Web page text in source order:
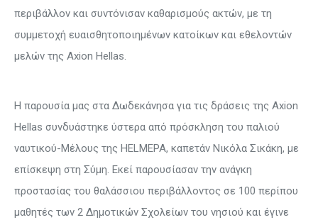
περιβάλλον και συντόνισαν καθαρισμούς ακτών, με τη
συμμετοχή ευαισθητοποιημένων κατοίκων και εθελοντών
μελών της Axion Hellas.
Η παρουσία μας στα Δωδεκάνησα για τις δράσεις της Axion
Hellas συνδυάστηκε ύστερα από πρόσκληση του παλιού
ναυτικού-Μέλους της HELMEPA, καπετάν Νικόλα Σικάκη, με
επίσκεψη στη Σύμη. Εκεί παρουσίασαν την ανάγκη
προστασίας του θαλάσσιου περιβάλλοντος σε 100 περίπου
μαθητές των 2 Δημοτικών Σχολείων του νησιού και έγινε